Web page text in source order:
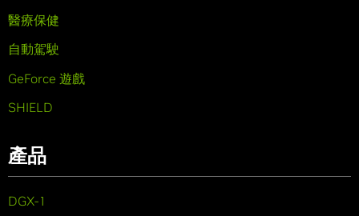
醫療保健
自動駕駛
GeForce 遊戲
SHIELD
產品
DGX-1